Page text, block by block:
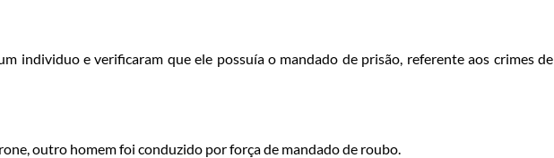
individuo e verificaram que ele possuía o mandado de prisão, referente aos crimes de
outro homem foi conduzido por força de mandado de roubo.